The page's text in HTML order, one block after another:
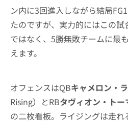
ン内に3回進入しながら結局
たのですが、実力的にはこの
ではなく、5勝無敗チームに最
えます。
オフェンスはQBキャメロン・
Rising）とRBタヴィオン・トー
の二枚看板。ライジングは走